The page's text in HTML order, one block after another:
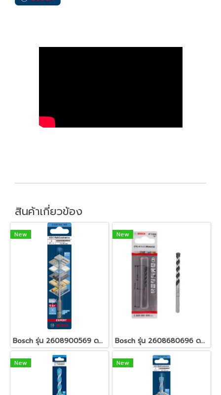
สินค้าเกี่ยวข้อง
New
Bosch รุ่น 2608900569 ดอกเจาะอเนกประสงค์ Hex-9 3x45x90 : Expert
New
Bosch รุ่น 2608680696 ดอกเจาะอเนกประสงค์ก้านกลม CYL-4 : 3 x 40/70 มม. (1ชิ้น)
New New